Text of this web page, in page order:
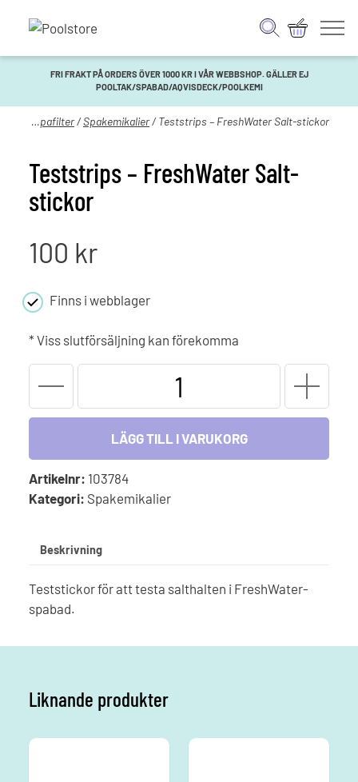
FRI FRAKT PÅ ORDERS ÖVER 1000 KR I VÅR WEBBSHOP. GÄLLER EJ
POOLTAK/SPABAD/AQVISDECK/POOLKEMI
Spakemi & spafilter/Spakemikalier/ Teststrips – FreshWater Salt-stickor
Teststrips – FreshWater Salt-
stickor
100 kr
Finns i webblager
* Viss slutförsäljning kan förekomma
FreshWater
stickor
mängd
LÄGG TILL I VARUKORG
Artikelnr: 103784
Kategori: Spakemikalier
Beskrivning
Teststickor för att testa salthalten i FreshWater-
spabad.
Liknande produkter